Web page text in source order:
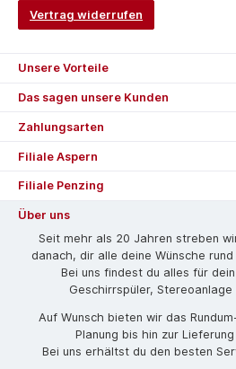
Vertrag widerrufen
Unsere Vorteile
Das sagen unsere Kunden
Zahlungsarten
Filiale Aspern
Filiale Penzing
Über uns
Seit mehr als 20 Jahren streben
danach, dir alle deine Wünsche
Bei uns findest du alles für
Geschirrspüler, Stereoanlage
Auf Wunsch bieten wir das
Planung bis hin zur
Bei uns erhältst du den besten